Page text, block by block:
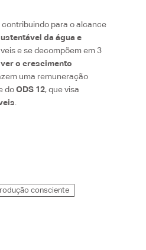
para o alcance
da água e
e se decompõem em 3
o crescimento
uma remuneração
doODS 12, que visa
.
consciente